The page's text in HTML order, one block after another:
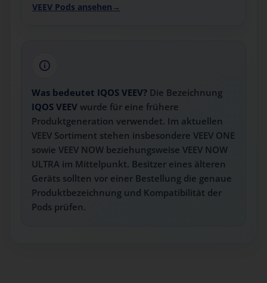
VEEV Pods ansehen
Was bedeutet IQOS VEEV? Die Bezeichnung
IQOS VEEV wurde für eine frühere
Produktgeneration verwendet. Im aktuellen
VEEV Sortiment stehen insbesondere VEEV ONE
sowie VEEV NOW beziehungsweise VEEV NOW
ULTRA im Mittelpunkt. Besitzer eines älteren
Geräts sollten vor einer Bestellung die genaue
Produktbezeichnung und Kompatibilität der
Pods prüfen.